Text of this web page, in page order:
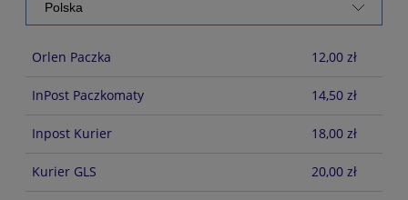
Orlen Paczka 12,00 zł
InPost Paczkomaty 14,50 zł
Inpost Kurier 18,00 zł
Kurier GLS 20,00 zł